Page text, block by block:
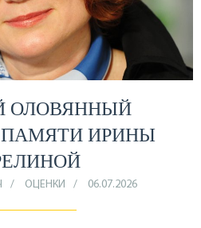
ОЛОВЯННЫЙ
ПАМЯТИ ИРИНЫ
ОЦЕНКИ 06.07.2026